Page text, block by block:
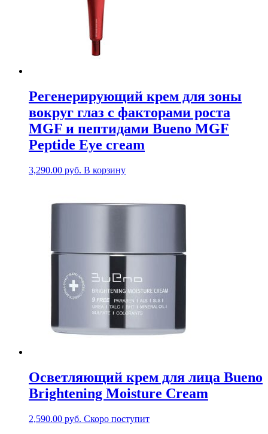
Регенерирующий крем для зоны
вокруг глаз с факторами роста
MGF и пептидами Bueno MGF
Peptide Eye cream
3,290.00 руб. В корзину
Осветляющий крем для лица Bueno
Brightening Moisture Cream
2,590.00 руб. Скоро поступит